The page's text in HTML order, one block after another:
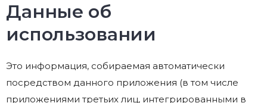
Данные об
использовании
Это информация, собираемая автоматически
посредством данного приложения (в том числе
приложениями третьих лиц, интегрированными в